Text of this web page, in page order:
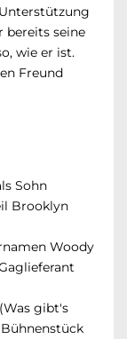
bereits seine
wie er ist.
Freund
Sohn
Brooklyn
Woody
gibt's
Bühnenstück